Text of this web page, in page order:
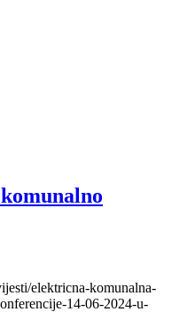
elektricna-komunalna-
14-06-2024-u-